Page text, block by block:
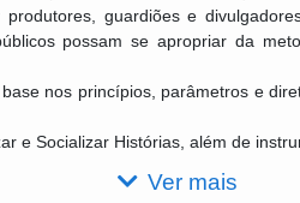
guardiões e
possam se apropriar da
nos princípios, parâmetros e
e Socializar Histórias, além de
Ver mais